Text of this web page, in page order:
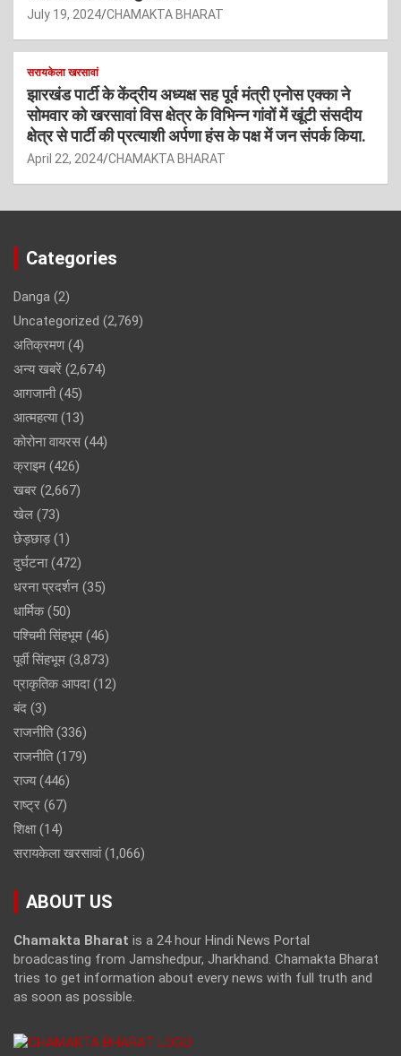
July 19, 2024 CHAMAKTA BHARAT
सरायकेला खरसावां
झारखंड पार्टी के केंद्रीय अध्यक्ष सह पूर्व मंत्री एनोस एक्का ने
सोमवार को खरसावां विस क्षेत्र के विभिन्न गांवों में खूंटी संसदीय
क्षेत्र से पार्टी की प्रत्याशी अर्पणा हंस के पक्ष में जन संपर्क किया.
April 22, 2024 CHAMAKTA BHARAT
Categories
Danga (2)
Uncategorized (2,769)
अतिक्रमण(4)
अन्य खबरें (2,674)
आगजानी(45)
आत्महत्या(13)
कोरोना वायरस (44)
क्राइम (426)
खबर (2,667)
खेल (73)
छेड़छाड़(1)
दुर्घटना(472)
धरना प्रदर्शन (35)
धार्मिक(50)
पश्चिमी सिंहभूम (46)
पूर्वी सिंहभूम (3,873)
प्राकृतिक आपदा(12)
बंद (3)
राजनीति(336)
राजनीति(179)
राज्य(446)
राष्ट्र (67)
शिक्षा(14)
सरायकेला खरसावां(1,066)
ABOUT US
Chamakta Bharat is a 24 hour Hindi News Portal
broadcasting from Jamshedpur, Jharkhand. Chamakta Bharat
tries to get information about every news with full truth and
as soon as possible.